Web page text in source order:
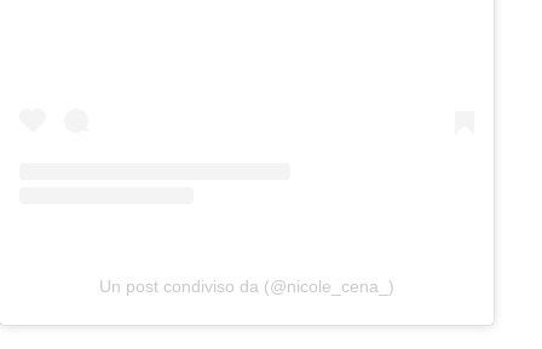
Un post condiviso da (@nicole_cena_)